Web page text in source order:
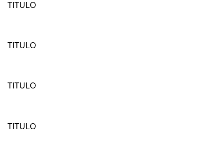
TITULO
TITULO
TITULO
TITULO